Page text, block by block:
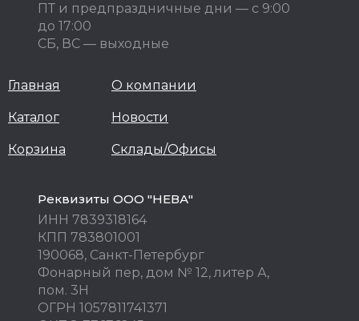
ПТ и предпраздничные дни — с 9:00
до 17:00
СБ, ВС — выходные
Главная
Каталог
Корзина
О компании
Новости
Склады/Офисы
Реквизиты ООО "НЕВА"
ИНН 7839318164
КПП 783801001
190068, Санкт-Петербург
Фонарный пер, дом № 12, литер А,
пом. 3Н
ОГРН 1057811741371